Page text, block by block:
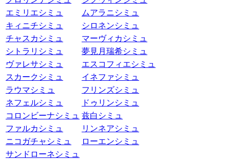
エミリエシミュ
ムアラニシミュ
キィニチシミュ
シロネンシミュ
チャスカシミュ
マーヴィカシミュ
シトラリシミュ
夢見月瑞希シミュ
ヴァレサシミュ
エスコフィエシミュ
スカークシミュ
イネファシミュ
ラウマシミュ
フリンズシミュ
ネフェルシミュ
ドゥリンシミュ
コロンビーナシミュ 兹白シミュ
ファルカシミュ
リンネアシミュ
ニコガチャシミュ
ローエンシミュ
サンドローネシミュ